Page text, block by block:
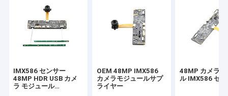
IMX586 センサー
48MP HDR USB カメ
ラ モジュール
OEM 48MP IMX586
カメラモジュールサプ
ライヤー
48MP カメラモ
ル IMX586 セ